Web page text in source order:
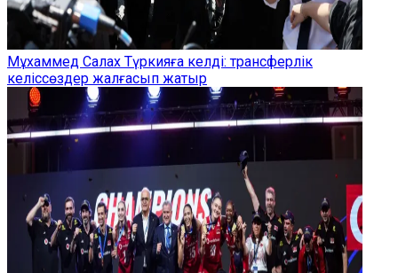
Мұхаммед Салах Түркияға келді: трансферлік
келіссөздер жалғасып жатыр